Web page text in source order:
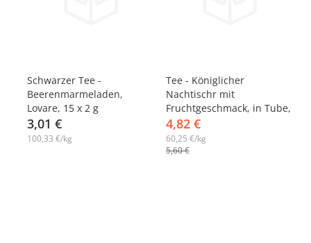
Schwarzer Tee -
Beerenmarmeladen,
Lovare, 15 x 2 g
3,01 €
100,33 €/kg
-14%
Tee - Königlicher
Nachtischr mit
Fruchtgeschmack, in Tube,
Lovare, 80 g
4,82 €
60,25 €/kg
5,60 €